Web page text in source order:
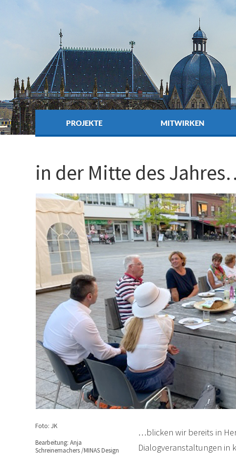
PROJEKTE MITWIRKEN
in der Mitte des
Foto: JK
Bearbeitung: Anja
Schreinemachers /MINAS Design
…blicken wir bereits in
Dialogveranstaltungen in